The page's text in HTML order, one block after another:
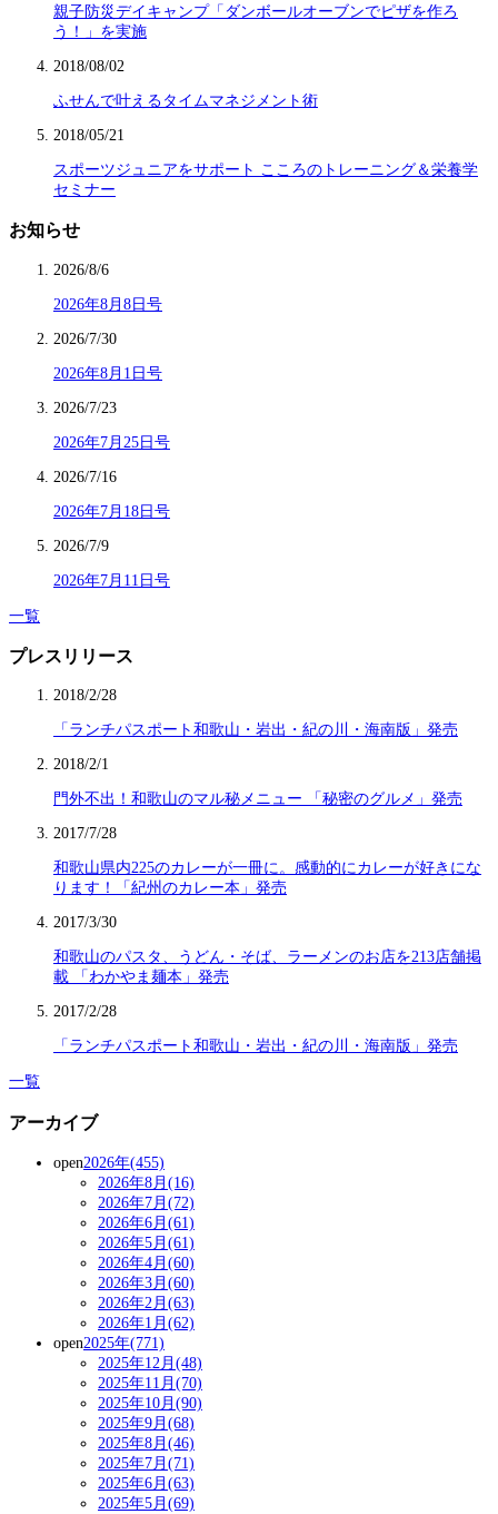
親子防災デイキャンプ「ダンボールオーブンでピザを作ろ
う！」を実施
2018/08/02
ふせんで叶えるタイムマネジメント術
2018/05/21
スポーツジュニアをサポート こころのトレーニング＆栄養学
セミナー
お知らせ
2026/8/6
2026年8月8日号
2026/7/30
2026年8月1日号
2026/7/23
2026年7月25日号
2026/7/16
2026年7月18日号
2026/7/9
2026年7月11日号
一覧
プレスリリース
2018/2/28
「ランチパスポート和歌山・岩出・紀の川・海南版」発売
2018/2/1
門外不出！和歌山のマル秘メニュー 「秘密のグルメ」発売
2017/7/28
和歌山県内225のカレーが一冊に。感動的にカレーが好きにな
ります！「紀州のカレー本」発売
2017/3/30
和歌山のパスタ、うどん・そば、ラーメンのお店を213店舗掲
載 「わかやま麺本」発売
2017/2/28
「ランチパスポート和歌山・岩出・紀の川・海南版」発売
一覧
アーカイブ
open2026年(455)
2026年8月(16)
2026年7月(72)
2026年6月(61)
2026年5月(61)
2026年4月(60)
2026年3月(60)
2026年2月(63)
2026年1月(62)
open2025年(771)
2025年12月(48)
2025年11月(70)
2025年10月(90)
2025年9月(68)
2025年8月(46)
2025年7月(71)
2025年6月(63)
2025年5月(69)